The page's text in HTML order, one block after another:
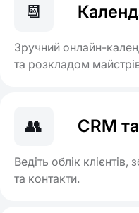
📆
Зручний онлайн-
та розкладом
👥 CRM
Ведіть облік клієнтів,
та контакти.